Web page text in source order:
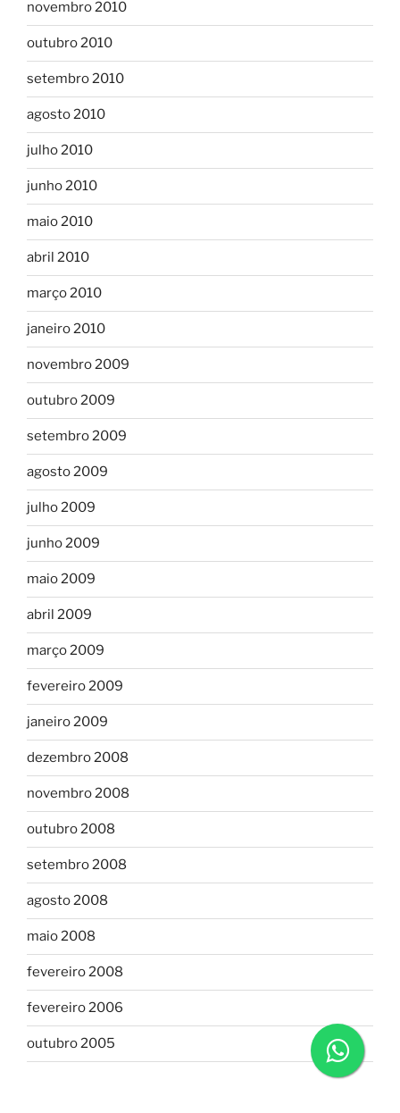
novembro 2010
outubro 2010
setembro 2010
agosto 2010
julho 2010
junho 2010
maio 2010
abril 2010
março 2010
janeiro 2010
novembro 2009
outubro 2009
setembro 2009
agosto 2009
julho 2009
junho 2009
maio 2009
abril 2009
março 2009
fevereiro 2009
janeiro 2009
dezembro 2008
novembro 2008
outubro 2008
setembro 2008
agosto 2008
maio 2008
fevereiro 2008
fevereiro 2006
outubro 2005